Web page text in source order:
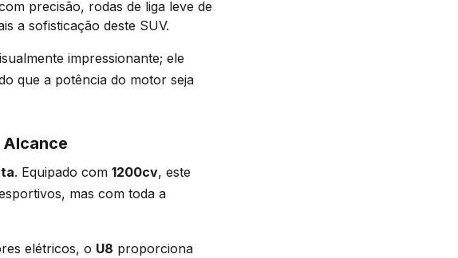
precisão, rodas de liga leve de
a sofisticação deste SUV.
impressionante; ele
que a potência do motor seja
Alcance
. Equipado com 1200cv, este
mas com toda a
elétricos, o U8 proporciona